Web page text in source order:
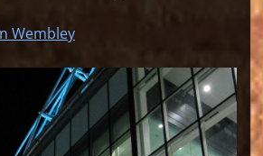
Wembley